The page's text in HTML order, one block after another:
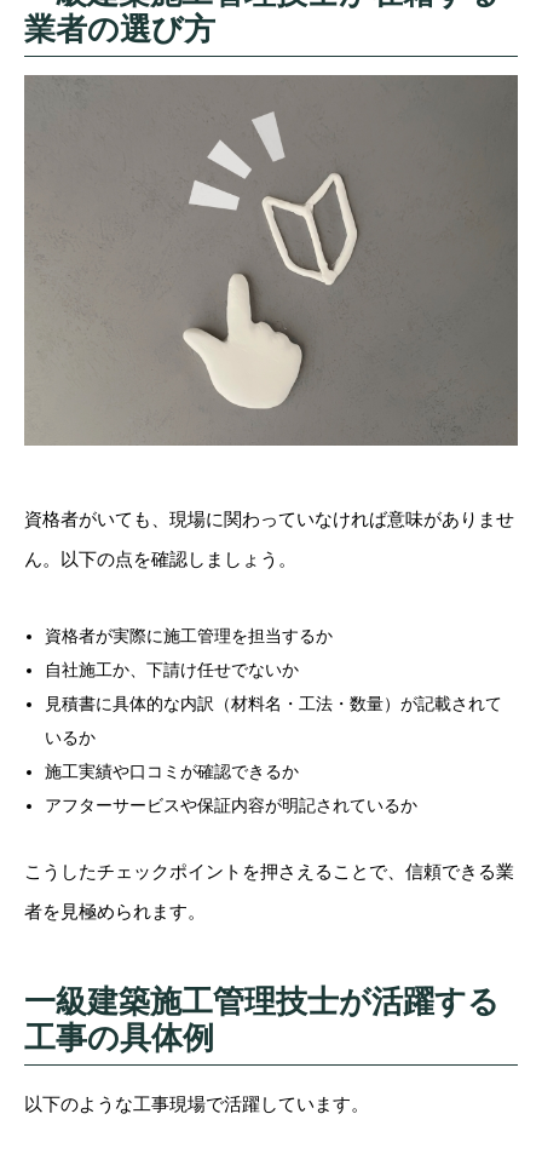
業者の選び方
資格者がいても、現場に関わっていなければ意味がありませ
ん。以下の点を確認しましょう。
資格者が実際に施工管理を担当するか
自社施工か、下請け任せでないか
見積書に具体的な内訳（材料名・工法・数量）が記載されて
いるか
施工実績や口コミが確認できるか
アフターサービスや保証内容が明記されているか
こうしたチェックポイントを押さえることで、信頼できる業
者を見極められます。
一級建築施工管理技士が活躍する
工事の具体例
以下のような工事現場で活躍しています。